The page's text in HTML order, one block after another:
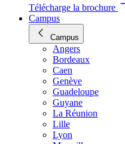
Télécharge la brochure
Campus
Campus
Angers
Bordeaux
Caen
Genève
Guadeloupe
Guyane
La Réunion
Lille
Lyon